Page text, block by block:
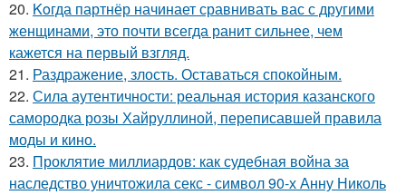
20. Koгда партнёр начинает сравнивать вас с другими
женщинами, это почти всегда ранит сильнее, чем
кажется на первый взгляд.
21. Раздражение, злость. Оставаться спокойным.
22. Сила аутентичности: реальная история казанского
самородка розы Хайруллиной, переписавшей правила
моды и кино.
23. Проклятие миллиардов: как судебная война за
наследство уничтожила секс - символ 90-х Анну Николь